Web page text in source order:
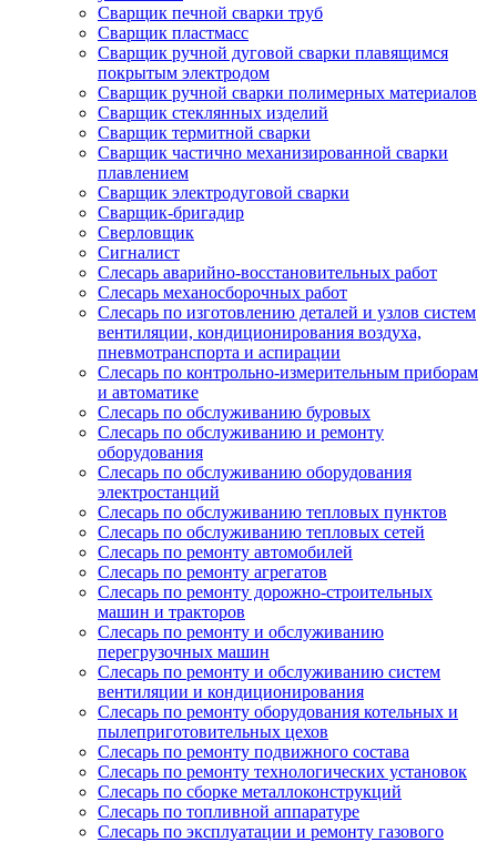
Сварщик печной сварки труб
Сварщик пластмасс
Сварщик ручной дуговой сварки плавящимся
покрытым электродом
Сварщик ручной сварки полимерных материалов
Сварщик стеклянных изделий
Сварщик термитной сварки
Сварщик частично механизированной сварки
плавлением
Сварщик электродуговой сварки
Сварщик-бригадир
Сверловщик
Сигналист
Слесарь аварийно-восстановительных работ
Слесарь механосборочных работ
Слесарь по изготовлению деталей и узлов систем
вентиляции, кондиционирования воздуха,
пневмотранспорта и аспирации
Слесарь по контрольно-измерительным приборам
и автоматике
Слесарь по обслуживанию буровых
Слесарь по обслуживанию и ремонту
оборудования
Слесарь по обслуживанию оборудования
электростанций
Слесарь по обслуживанию тепловых пунктов
Слесарь по обслуживанию тепловых сетей
Слесарь по ремонту автомобилей
Слесарь по ремонту агрегатов
Слесарь по ремонту дорожно-строительных
машин и тракторов
Слесарь по ремонту и обслуживанию
перегрузочных машин
Слесарь по ремонту и обслуживанию систем
вентиляции и кондиционирования
Слесарь по ремонту оборудования котельных и
пылеприготовительных цехов
Слесарь по ремонту подвижного состава
Слесарь по ремонту технологических установок
Слесарь по сборке металлоконструкций
Слесарь по топливной аппаратуре
Слесарь по эксплуатации и ремонту газового